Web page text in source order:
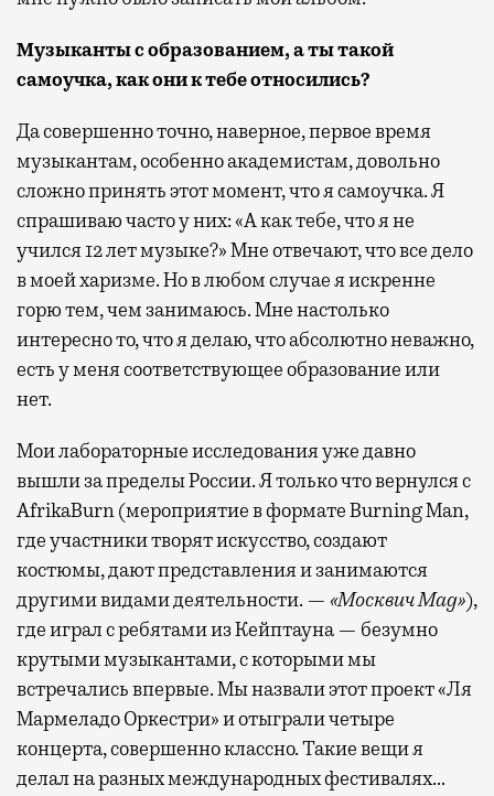
Музыканты с образованием, а ты такой
самоучка, как они к тебе относились?
Да совершенно точно, наверное, первое время
музыкантам, особенно академистам, довольно
сложно принять этот момент, что я самоучка. Я
спрашиваю часто у них: «А как тебе, что я не
учился 12 лет музыке?» Мне отвечают, что все дело
в моей харизме. Но в любом случае я искренне
горю тем, чем занимаюсь. Мне настолько
интересно то, что я делаю, что абсолютно неважно,
есть у меня соответствующее образование или
нет.
Мои лабораторные исследования уже давно
вышли за пределы России. Я только что вернулся с
AfrikaBurn (мероприятие в формате Burning Man,
где участники творят искусство, создают
костюмы, дают представления и занимаются
другими видами деятельности. — «Москвич Mag»),
где играл с ребятами из Кейптауна — безумно
крутыми музыкантами, с которыми мы
встречались впервые. Мы назвали этот проект «Ля
Мармеладо Оркестри» и отыграли четыре
концерта, совершенно классно. Такие вещи я
делал на разных международных фестивалях…